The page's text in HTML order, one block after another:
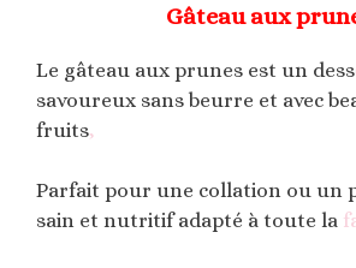
Gâteau aux
Le gâteau aux prunes est un
savoureux sans beurre et avec
fruits,
Parfait pour une collation ou un
sain et nutritif adapté à toute la